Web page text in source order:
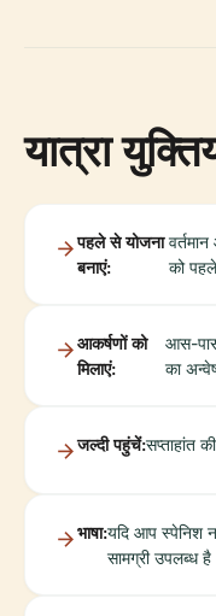
यात्रा
पहले से योजना
बनाएं:
को
आकर्षणों को
मिलाएं:
आस-
का
जल्दी पहुंचें:सप्ताहांत
भाषा:यदि आप स्पेनिश
सामग्री उपलब्ध